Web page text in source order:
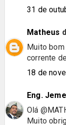
31 de
Matheus
Muito
corrente
18 de
Eng.
Olá
Muito